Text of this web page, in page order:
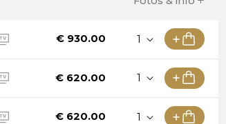
€ 930.00
€ 620.00
€ 620.00